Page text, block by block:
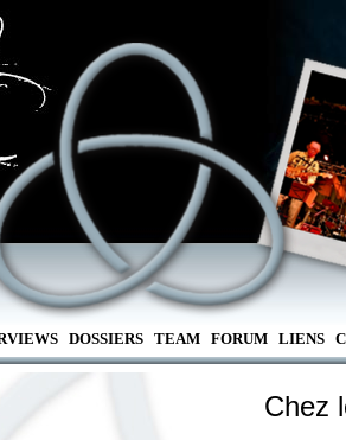
DOSSIERS TEAM FORUM LIENS
Chez